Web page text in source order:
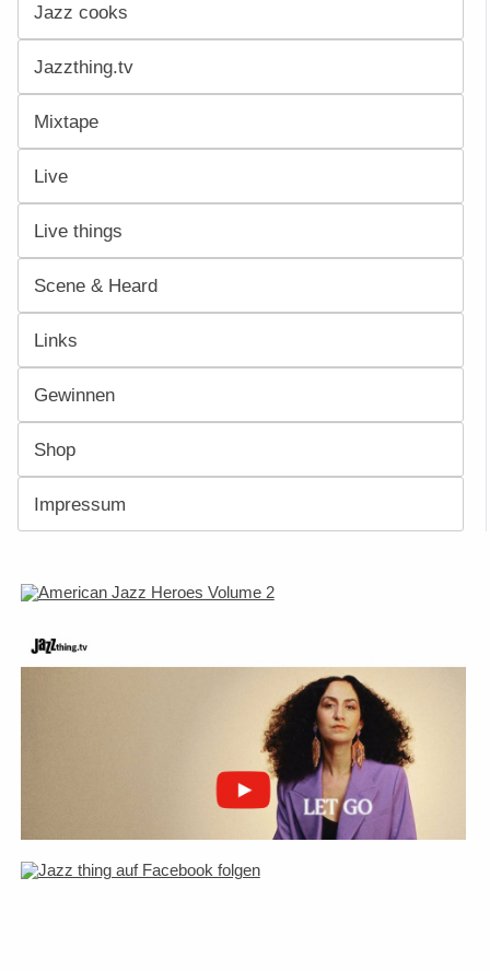
Jazz cooks
Jazzthing.tv
Mixtape
Live
Live things
Scene & Heard
Links
Gewinnen
Shop
Impressum